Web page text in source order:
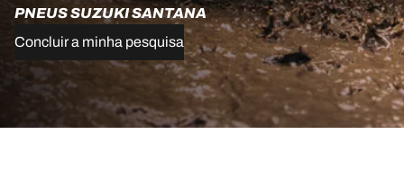
PNEUS SUZUKI SANTANA
Concluir a minha pesquisa